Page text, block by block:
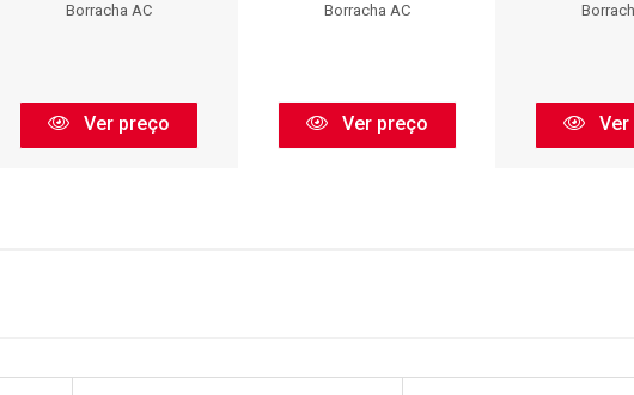
Borracha AC
Ver preço
Borracha AC
Ver preço Ver